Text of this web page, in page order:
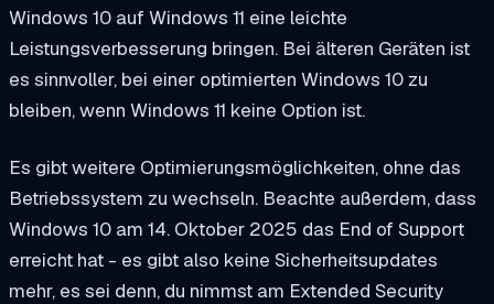
Windows 10 auf Windows 11 eine leichte
Leistungsverbesserung bringen. Bei älteren Geräten ist
es sinnvoller, bei einer optimierten Windows 10 zu
bleiben, wenn Windows 11 keine Option ist.
Es gibt weitere Optimierungsmöglichkeiten, ohne das
Betriebssystem zu wechseln. Beachte außerdem, dass
Windows 10 am 14. Oktober 2025 das End of Support
erreicht hat - es gibt also keine Sicherheitsupdates
mehr, es sei denn, du nimmst am Extended Security